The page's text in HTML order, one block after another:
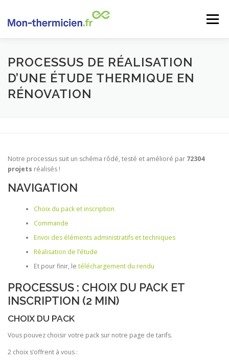
contenu
Menu
ACCUEIL NOS TARIFS QUI SOMMES-NOUS ?
DOSSIERS CONTACT
PROCESSUS DE RÉALISATION
D’UNE ÉTUDE THERMIQUE EN
RÉNOVATION
Notre processus suit un schéma rôdé, testé et amélioré par 72304
projets réalisés !
NAVIGATION
Choix du pack et inscription
Commande
Envoi des éléments administratifs et techniques
Réalisation de l’étude
Et pour finir, le téléchargement du rendu
PROCESSUS : CHOIX DU PACK ET
INSCRIPTION (2 MIN)
CHOIX DU PACK
Vous pouvez choisir votre pack sur notre page de tarifs.
2 choix s’offrent à vous :